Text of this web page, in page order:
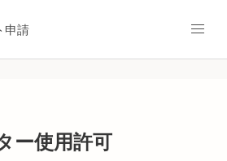
申請
ー使用許可